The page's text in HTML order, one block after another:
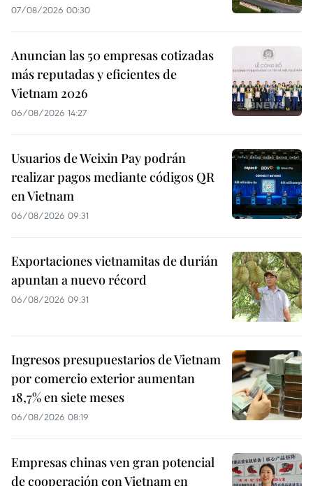
07/08/2026 00:30
Anuncian las 50 empresas cotizadas
más reputadas y eficientes de
Vietnam 2026
06/08/2026 14:27
Usuarios de Weixin Pay podrán
realizar pagos mediante códigos QR
en Vietnam
06/08/2026 09:31
Exportaciones vietnamitas de durián
apuntan a nuevo récord
06/08/2026 09:31
Ingresos presupuestarios de Vietnam
por comercio exterior aumentan
18,7% en siete meses
06/08/2026 08:19
Empresas chinas ven gran potencial
de cooperación con Vietnam en